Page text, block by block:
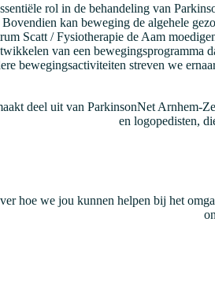
rol in de behandeling van
Bovendien kan beweging de algehele
Scatt / Fysiotherapie de Aam
van een bewegingsprogramma
bewegingsactiviteiten streven we
deel uit van ParkinsonNet Arnhem-
en logopedisten,
hoe we jou kunnen helpen bij het